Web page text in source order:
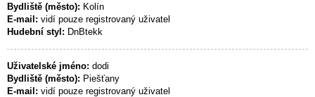
Bydliště (město): Kolín
E-mail: vidí pouze registrovaný uživatel
Hudební styl: DnBtekk
Uživatelské jméno: dodi
Bydliště (město): Piešťany
E-mail: vidí pouze registrovaný uživatel